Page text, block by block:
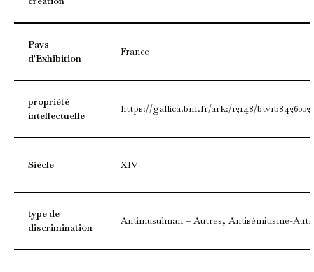
Pays
d'Exhibition
France
propriété
intellectuelle
https://gallica.bnf.fr/ark:/12148/
Siècle XIV
type de
discrimination
Antimusulman – Autres, Antisémitisme-